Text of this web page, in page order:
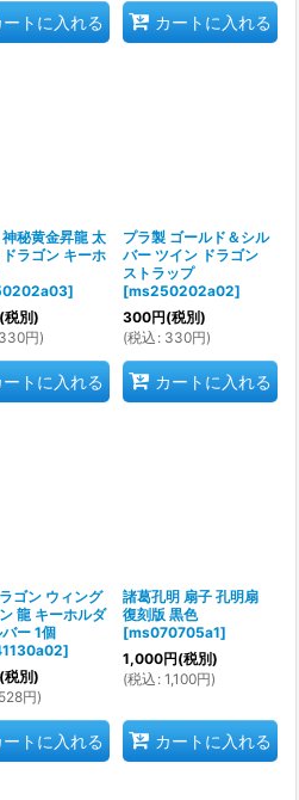
ートに入れる カートに入れる
秘黄金昇龍 太
ラゴン キーホ
]
(税別)
330円)
ートに入れる
プラ製 ゴールド＆シル
バー ツイン ドラゴン
ストラップ
[ms250202a02]
300円(税別)
(税込 : 330円)
カートに入れる
ゴン ウィング
龍 キーホルダ
ー 1個
]
(税別)
528円)
ートに入れる
諸葛孔明 扇子 孔明扇
復刻版 黒色
[ms070705a1]
1,000円(税別)
(税込 : 1,100円)
カートに入れる